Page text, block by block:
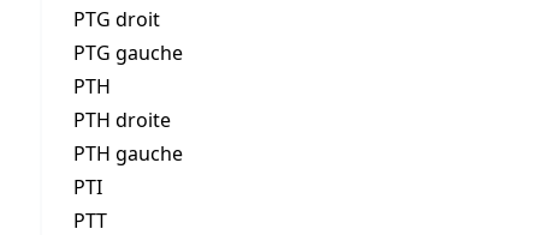
PTG droit
PTG gauche
PTH
PTH droite
PTH gauche
PTI
PTT